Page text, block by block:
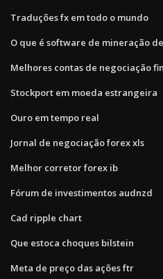
Traduções fx em todo o mundo
O que é software de mineração
Melhores contas de negociação
Stockport em moeda estrangeira
Ouro em tempo real
Jornal de negociação forex xls
Melhor corretor forex ib
Fórum de investimentos audnzd
Cad ripple chart
Que estoca choques bilstein
Meta de preço das ações ftr